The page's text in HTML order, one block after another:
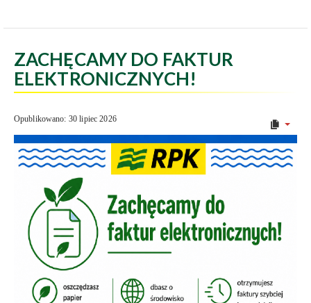
ZACHĘCAMY DO FAKTUR
ELEKTRONICZNYCH!
Opublikowano: 30 lipiec 2026